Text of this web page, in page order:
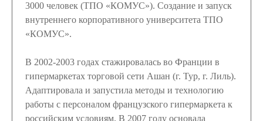
3000 человек (ТПО «КОМУС»). Создание и запуск
внутреннего корпоративного университета ТПО
«КОМУС».
В 2002-2003 годах стажировалась во Франции в
гипермаркетах торговой сети Ашан (г. Тур, г. Лиль).
Адаптировала и запустила методы и технологию
работы с персоналом французского гипермаркета к
российским условиям. В 2007 году основала